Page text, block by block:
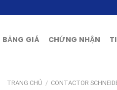
BẢNG GIÁ CHỨNG NHẬN
TRANG CHỦ / CONTACTOR